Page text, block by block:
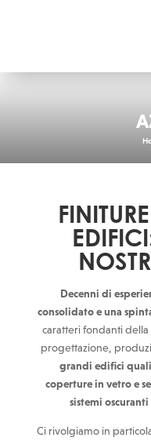
Decenni di
consolidato e una
caratteri fondanti della
progettazione,
grandi edifici
coperture in vetro e
sistemi oscuranti
Ci rivolgiamo in